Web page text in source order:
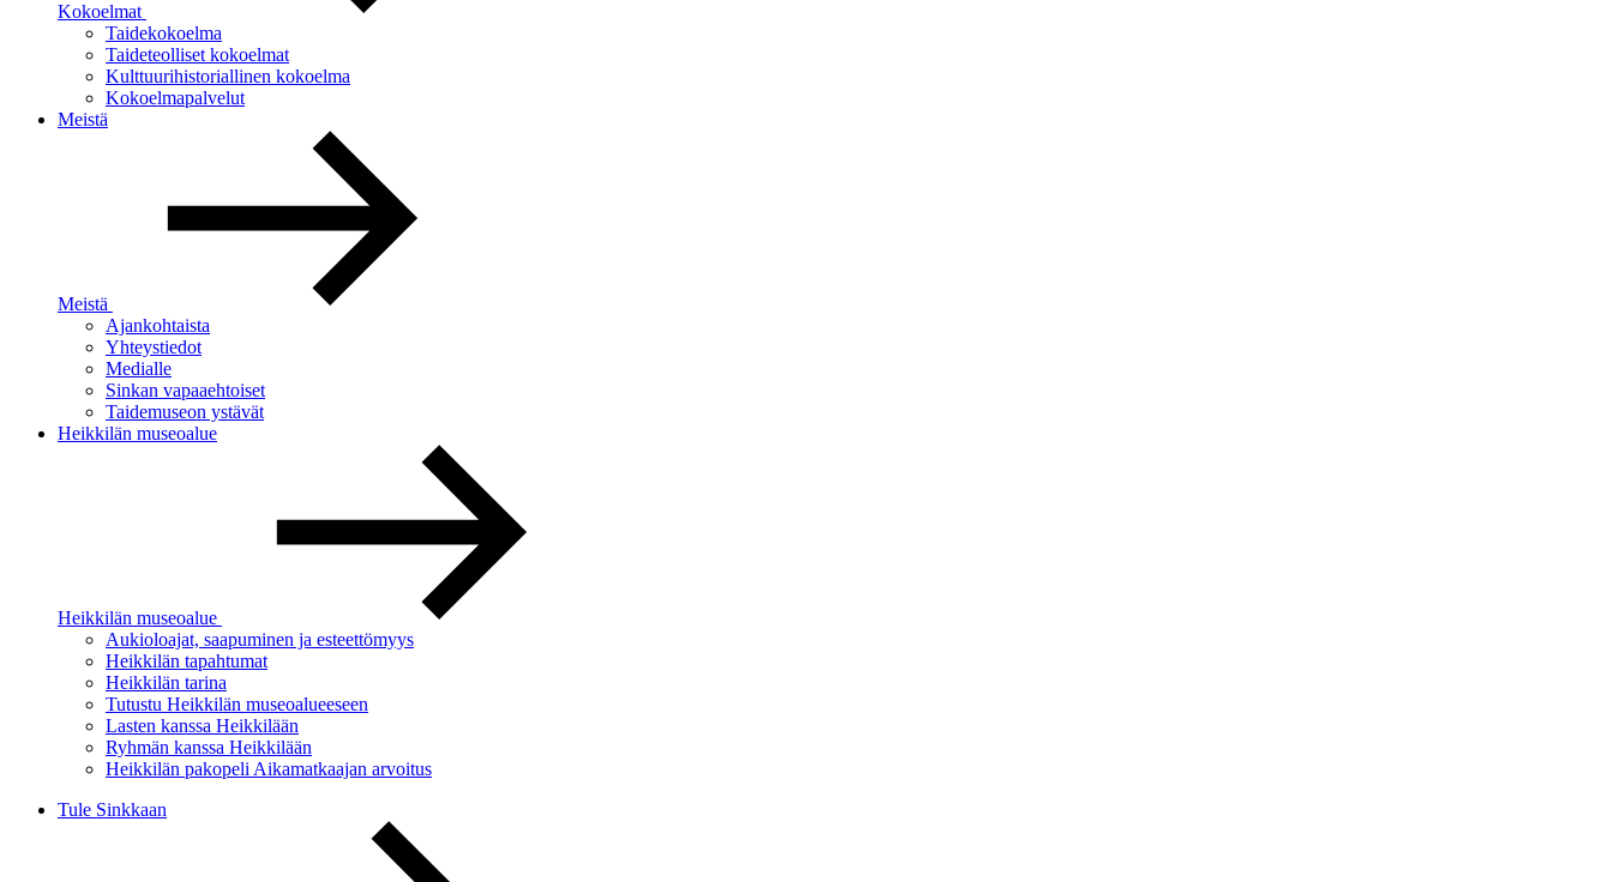
Kokoelmat
Taidekokoelma
Taideteolliset kokoelmat
Kulttuurihistoriallinen kokoelma
Kokoelmapalvelut
Meistä
Meistä
Ajankohtaista
Yhteystiedot
Medialle
Sinkan vapaaehtoiset
Taidemuseon ystävät
Heikkilän museoalue
Heikkilän museoalue
Aukioloajat, saapuminen ja esteettömyys
Heikkilän tapahtumat
Heikkilän tarina
Tutustu Heikkilän museoalueeseen
Lasten kanssa Heikkilään
Ryhmän kanssa Heikkilään
Heikkilän pakopeli Aikamatkaajan arvoitus
Tule Sinkkaan